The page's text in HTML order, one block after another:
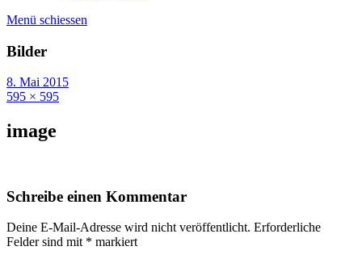
Menü schiessen
Bilder
8. Mai 2015
595 × 595
image
Schreibe einen Kommentar
Deine E-Mail-Adresse wird nicht veröffentlicht. Erforderliche
Felder sind mit * markiert